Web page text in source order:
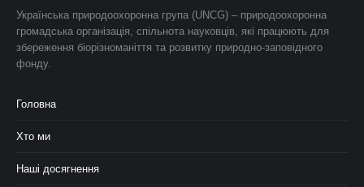
Українська природоохоронна група (UNCG) – природоохоронна
громадська організація, спільнота науковців, які працюють для
збереження біорізноманіття та розвитку природно-заповідного
фонду.
Головна
Хто ми
Наші досягнення